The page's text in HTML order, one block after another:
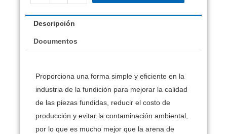
Descripción
Documentos
Proporciona una forma simple y eficiente en la
industria de la fundición para mejorar la calidad
de las piezas fundidas, reducir el costo de
producción y evitar la contaminación ambiental,
por lo que es mucho mejor que la arena de